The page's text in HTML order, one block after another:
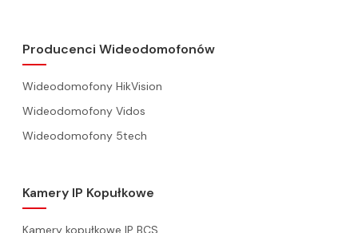
Producenci Wideodomofonów
Wideodomofony HikVision
Wideodomofony Vidos
Wideodomofony 5tech
Kamery IP Kopułkowe
Kamery kopułkowe IP BCS